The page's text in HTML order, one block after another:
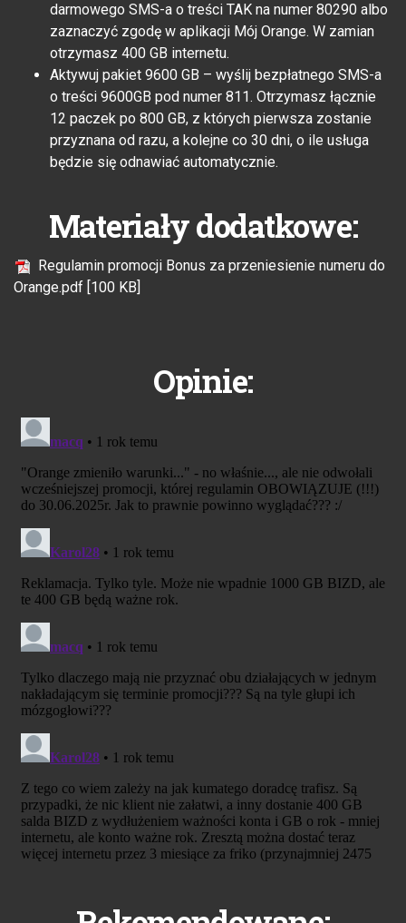
darmowego SMS-a o treści TAK na numer 80290 albo
zaznaczyć zgodę w aplikacji Mój Orange. W zamian
otrzymasz 400 GB internetu.
Aktywuj pakiet 9600 GB – wyślij bezpłatnego SMS-a
o treści 9600GB pod numer 811. Otrzymasz łącznie
12 paczek po 800 GB, z których pierwsza zostanie
przyznana od razu, a kolejne co 30 dni, o ile usługa
będzie się odnawiać automatycznie.
Materiały dodatkowe:
Regulamin promocji Bonus za przeniesienie numeru do
Orange.pdf [100 KB]
Opinie: